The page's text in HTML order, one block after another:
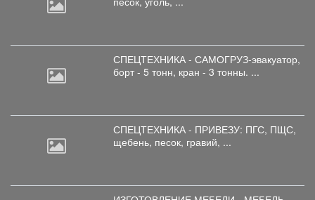
СПЕЦТЕХНИКА - САМОГРУЗ-эвакуатор,
борт - 5 тонн, кран - 3 тонны. ...
СПЕЦТЕХНИКА - ПРИВЕЗУ: ПГС, ПЩС,
щебень, песок, гравий, ...